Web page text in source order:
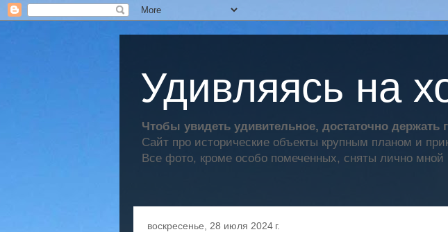
Удивляясь на
Чтобы увидеть удивительное, достаточно
Сайт про исторические объекты крупным планом и
Все фото, кроме особо помеченных, сняты лично
воскресенье, 28 июля 2024 г.